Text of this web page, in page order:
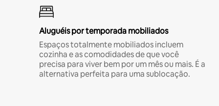
Aluguéis por temporada mobiliados
Espaços totalmente mobiliados incluem
cozinha e as comodidades de que você
precisa para viver bem por um mês ou mais. É a
alternativa perfeita para uma sublocação.